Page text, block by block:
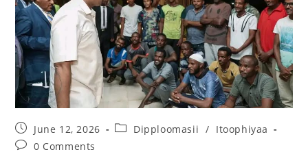
June 12, 2026 Dipploomasii / Itoophiyaa
0 Comments